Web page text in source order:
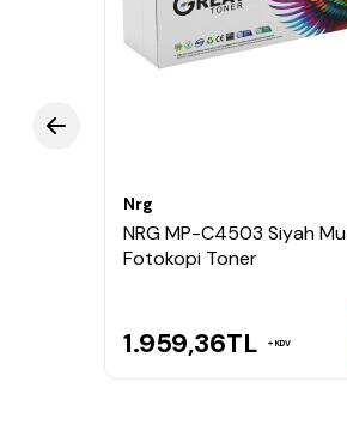
Nrg
NRG MP-C4503 Siyah
Fotokopi Toner
1.959,36TL KDV